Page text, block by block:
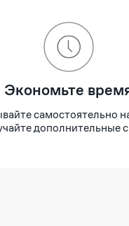
Экономьте
самостоятельно
дополнительные